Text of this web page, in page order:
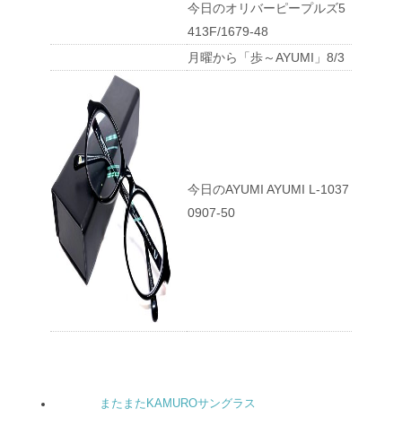
今日のオリバーピープルズ5
413F/1679-48
月曜から「歩～AYUMI」8/3
今日のAYUMI AYUMI L-1037
0907-50
またまたKAMUROサングラス